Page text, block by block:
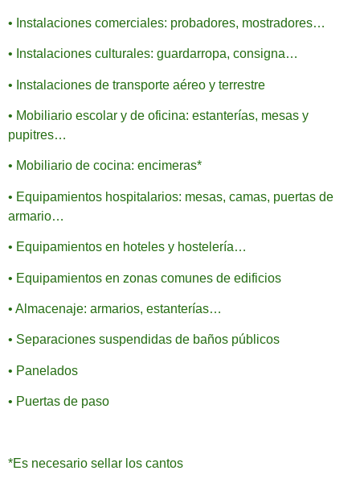
• Instalaciones comerciales: probadores, mostradores…
• Instalaciones culturales: guardarropa, consigna…
• Instalaciones de transporte aéreo y terrestre
• Mobiliario escolar y de oficina: estanterías, mesas y
pupitres…
• Mobiliario de cocina: encimeras*
• Equipamientos hospitalarios: mesas, camas, puertas de
armario…
• Equipamientos en hoteles y hostelería…
• Equipamientos en zonas comunes de edificios
• Almacenaje: armarios, estanterías…
• Separaciones suspendidas de baños públicos
• Panelados
• Puertas de paso
*Es necesario sellar los cantos